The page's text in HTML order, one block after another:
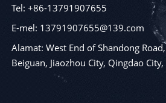
Tel: +86-13791907655
E-mel: 13791907655@139.com
Alamat: West End of Shandong
Beiguan, Jiaozhou City, Qingdao